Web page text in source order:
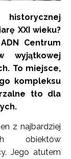
XXI wieku?
Centrum
wyjątkowej
To miejsce,
kompleksu
tło dla
z najbardziej
obiektów
Jego atutem